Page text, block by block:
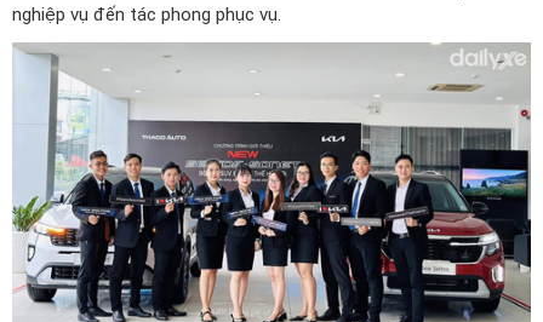
nghiệp vụ đến tác phong phục vụ.